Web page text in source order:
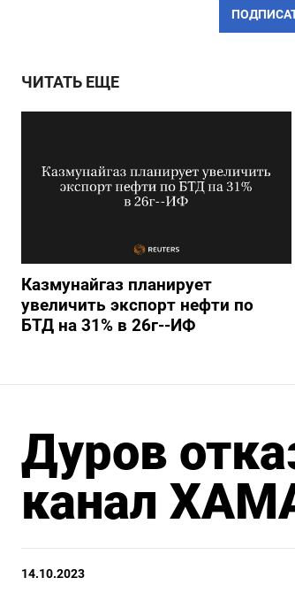
ЧИТАТЬ ЕЩЕ
Казмунайгаз планирует
увеличить экспорт нефти по
БТД на 31% в 26г--ИФ
Дуров
канал
14.10.2023